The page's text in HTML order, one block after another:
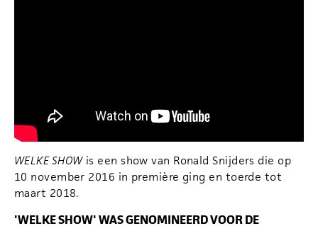
WELKE SHOWis een show van Ronald Snijders die op
10 november 2016 in première ging en toerde tot
maart 2018.
'WELKE SHOW' WAS GENOMINEERD VOOR DE